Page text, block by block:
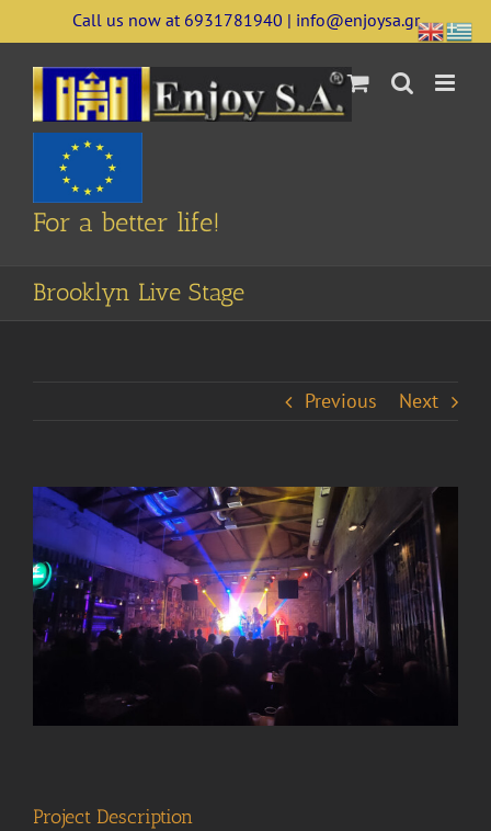
to
content
Call us now at 6931781940 | info@enjoysa.gr
For a better life!
Brooklyn Live Stage
Previous Next
View
Larger
Image
Project Description